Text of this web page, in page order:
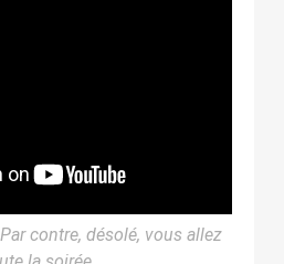
contre, désolé, vous allez